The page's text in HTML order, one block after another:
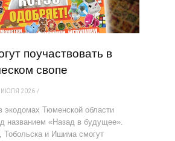
поучаствовать в
свопе
ИЮЛЯ 2026
Тюменской области
названием «Назад в будущее».
и Ишима смогут